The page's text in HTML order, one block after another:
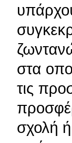
στα
τις
σχολή